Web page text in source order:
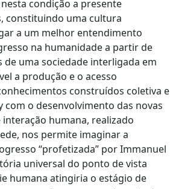
condição a presente
constituindo uma cultura
a um melhor entendimento
na humanidade a partir de
de uma sociedade interligada em
a produção e o acesso
construídos coletiva e
com o desenvolvimento das novas
humana, realizado
nos permite imaginar a
“profetizada” por Immanuel
universal do ponto de vista
humana atingiria o estágio de